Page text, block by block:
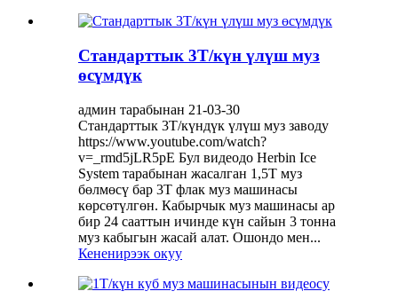
Стандарттык 3T/күн үлүш муз
өсүмдүк
админ тарабынан 21-03-30
Стандарттык 3Т/күндүк үлүш муз заводу
https://www.youtube.com/watch?
v=_rmd5jLR5pE Бул видеодо Herbin Ice
System тарабынан жасалган 1,5Т муз
бөлмөсү бар 3T флак муз машинасы
көрсөтүлгөн. Кабырчык муз машинасы ар
бир 24 сааттын ичинде күн сайын 3 тонна
муз кабыгын жасай алат. Ошондо мен...
Кененирээк окуу